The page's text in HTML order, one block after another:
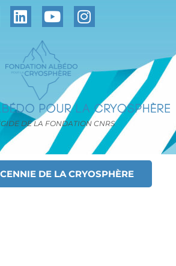
DE LA FONDATION CNRS
DE LA CRYOSPHÈRE